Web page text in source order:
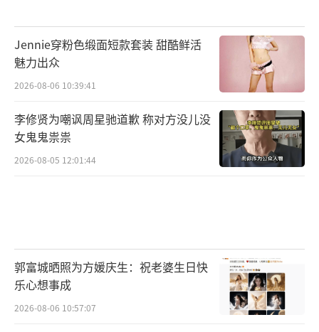
Jennie穿粉色缎面短款套装 甜酷鲜活
魅力出众
2026-08-06 10:39:41
李修贤为嘲讽周星驰道歉 称对方没儿没
女鬼鬼祟祟
2026-08-05 12:01:44
郭富城晒照为方媛庆生：祝老婆生日快
乐心想事成
2026-08-06 10:57:07